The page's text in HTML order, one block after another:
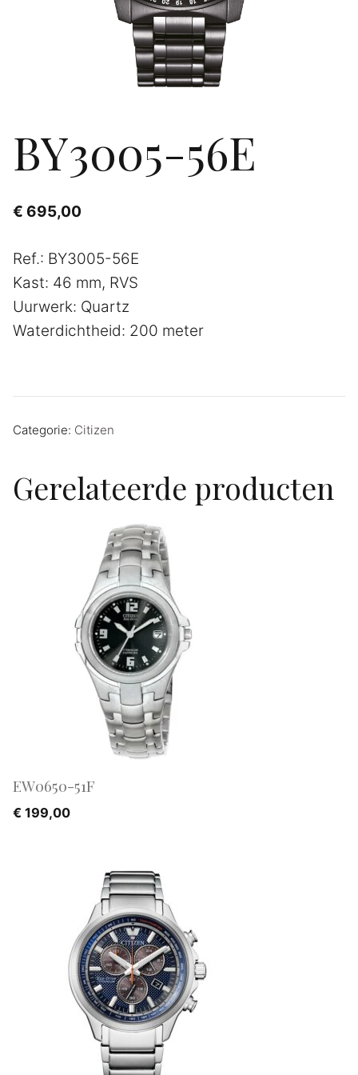
BY3005-56E
€ 695,00
Ref.: BY3005-56E
Kast: 46 mm, RVS
Uurwerk: Quartz
Waterdichtheid: 200 meter
Categorie: Citizen
Gerelateerde producten
EW0650-51F
€ 199,00